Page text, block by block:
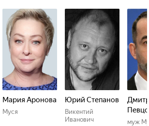
Мария Аронова
Муся
Юрий Степанов
Викентий
Иванович
муж